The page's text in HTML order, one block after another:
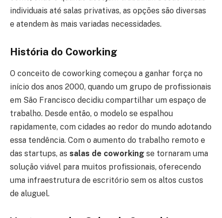
individuais até salas privativas, as opções são diversas
e atendem às mais variadas necessidades.
História do Coworking
O conceito de coworking começou a ganhar força no
início dos anos 2000, quando um grupo de profissionais
em São Francisco decidiu compartilhar um espaço de
trabalho. Desde então, o modelo se espalhou
rapidamente, com cidades ao redor do mundo adotando
essa tendência. Com o aumento do trabalho remoto e
das startups, as salas de coworking se tornaram uma
solução viável para muitos profissionais, oferecendo
uma infraestrutura de escritório sem os altos custos
de aluguel.